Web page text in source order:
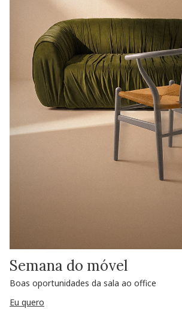
Semana do móvel
Boas oportunidades da sala ao office
Eu quero